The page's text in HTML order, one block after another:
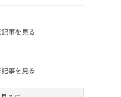
事を見る
事を見る